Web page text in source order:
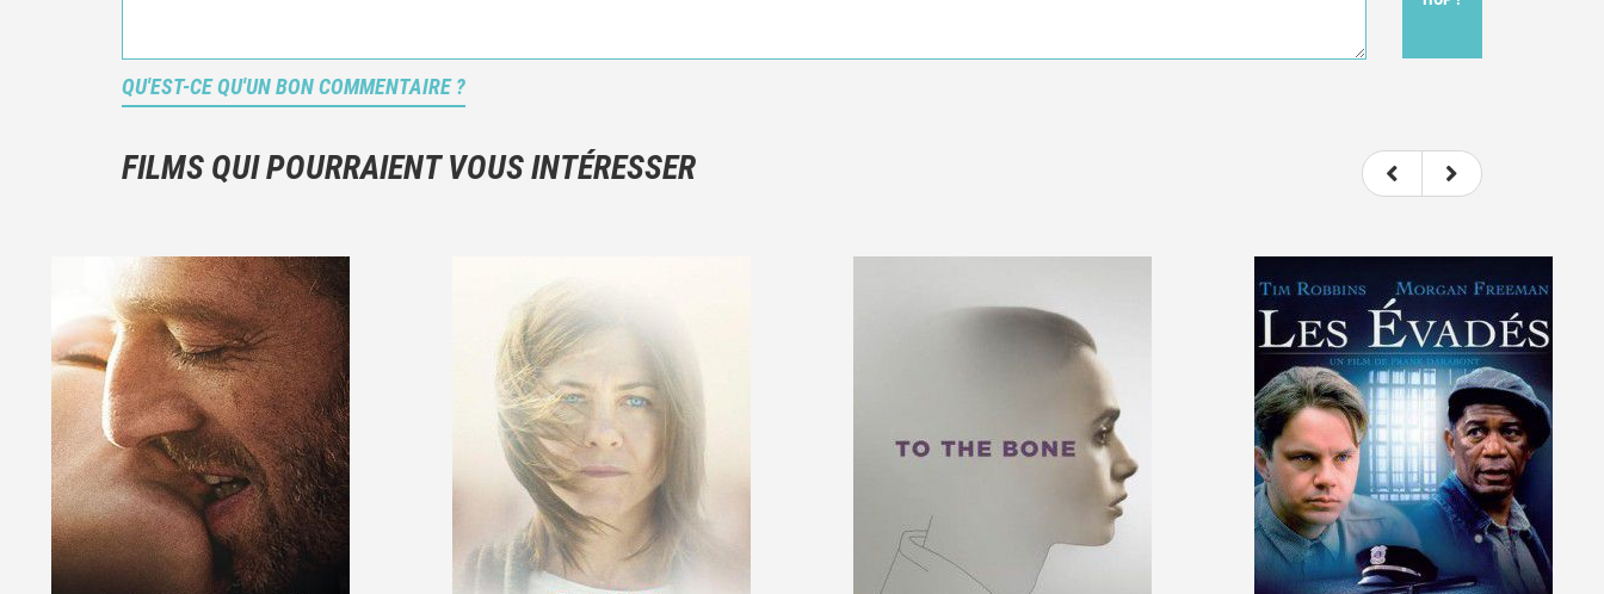
QU'EST-CE QU'UN BON COMMENTAIRE ?
N'hésitez pas à décrire clairement vos émotions plutôt qu'à décrire le film.
Et, attention à ne pas dévoiler d'éléments de l'intrigue !
FILMS QUI POURRAIENT VOUS INTÉRESSER